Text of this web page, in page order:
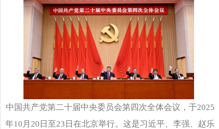
中国共产党第二十届中央委员会第四次全体会议，于2025
年10月20日至23日在北京举行。这是习近平、李强、赵乐